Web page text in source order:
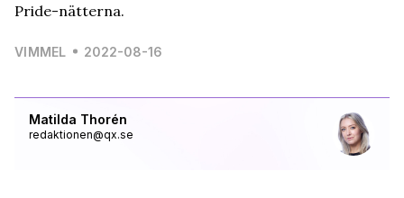
Matilda Thorén
redaktionen@qx.se
Pride-nätterna.
VIMMEL 2022-08-16